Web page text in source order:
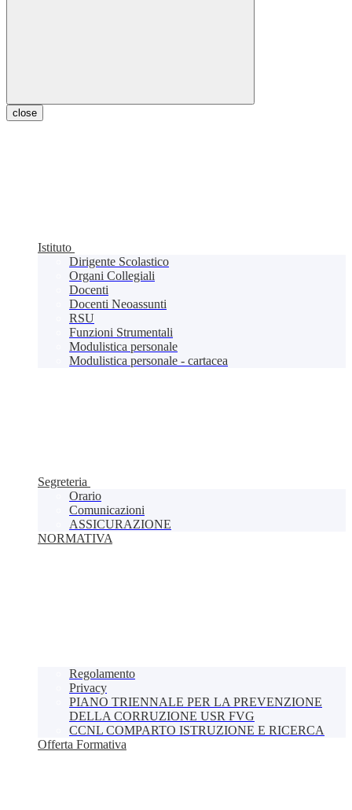
close
Istituto
Dirigente Scolastico
Organi Collegiali
Docenti
Docenti Neoassunti
RSU
Funzioni Strumentali
Modulistica personale
Modulistica personale - cartacea
Segreteria
Orario
Comunicazioni
ASSICURAZIONE
NORMATIVA
Regolamento
Privacy
PIANO TRIENNALE PER LA PREVENZIONE
DELLA CORRUZIONE USR FVG
CCNL COMPARTO ISTRUZIONE E RICERCA
Offerta Formativa